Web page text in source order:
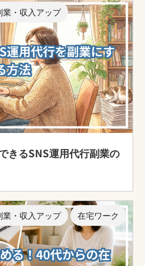
業・収入アップ
きるSNS運用代行副業の
業・収入アップ
在宅ワーク